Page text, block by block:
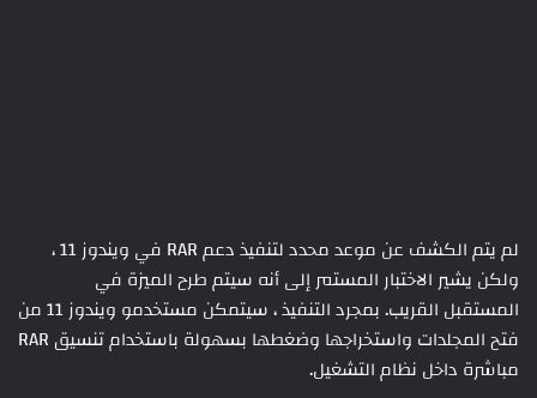
لم يتم الكشف عن موعد محدد لتنفيذ دعم RAR في ويندوز 11 ،
ولكن يشير الاختبار المستمر إلى أنه سيتم طرح الميزة في
المستقبل القريب. بمجرد التنفيذ ، سيتمكن مستخدمو ويندوز 11 من
فتح المجلدات واستخراجها وضغطها بسهولة باستخدام تنسيق RAR
مباشرة داخل نظام التشغيل.